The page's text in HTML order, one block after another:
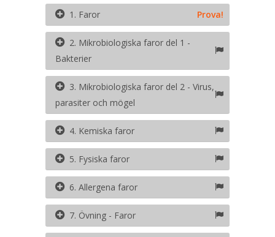
1. Faror Prova!
2. Mikrobiologiska faror del 1 -
Bakterier
3. Mikrobiologiska faror del 2 - Virus,
parasiter och mögel
4. Kemiska faror
5. Fysiska faror
6. Allergena faror
7. Övning - Faror